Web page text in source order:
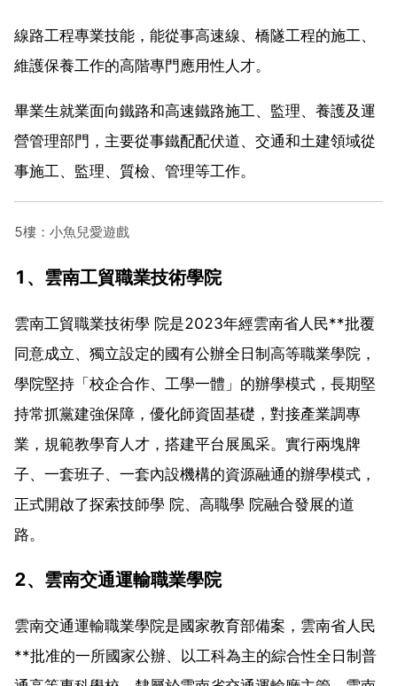
線路工程專業技能，能從事高速線、橋隧工程的施工、
維護保養工作的高階專門應用性人才。
畢業生就業面向鐵路和高速鐵路施工、監理、養護及運
營管理部門，主要從事鐵配配伏道、交通和土建領域從
事施工、監理、質檢、管理等工作。
5樓：小魚兒愛遊戲
1、雲南工貿職業技術學院
雲南工貿職業技術學 院是2023年經雲南省人民**批覆
同意成立、獨立設定的國有公辦全日制高等職業學院，
學院堅持「校企合作、工學一體」的辦學模式，長期堅
持常抓黨建強保障，優化師資固基礎，對接產業調專
業，規範教學育人才，搭建平台展風采。實行兩塊牌
子、一套班子、一套內設機構的資源融通的辦學模式，
正式開啟了探索技師學 院、高職學 院融合發展的道
路。
2、雲南交通運輸職業學院
雲南交通運輸職業學院是國家教育部備案，雲南省人民
**批准的一所國家公辦、以工科為主的綜合性全日制普